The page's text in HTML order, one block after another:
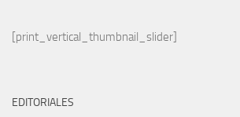
[print_vertical_thumbnail_slider]
EDITORIALES